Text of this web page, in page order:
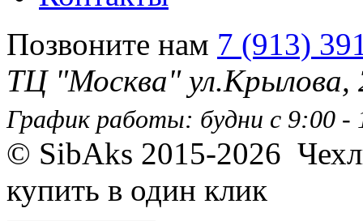
Позвоните нам 7 (913)
ТЦ "Москва"
График работы: будни с 9:00 -
© SibAks 2015-2026
купить в один клик